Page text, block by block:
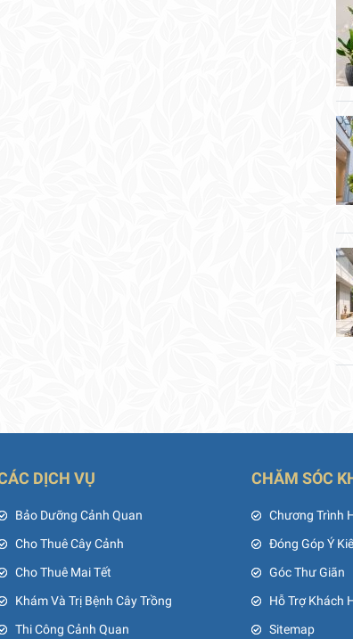
DỊCH VỤ
Bảo Dưỡng Cảnh Quan
Cho Thuê Cây Cảnh
Cho Thuê Mai Tết
Khám Và Trị Bệnh Cây Trồng
Thi Công Cảnh Quan
CHĂM SÓC
Chương Trình
Đóng Góp Ý
Góc Thư Giãn
Hỗ Trợ Khách
Sitemap